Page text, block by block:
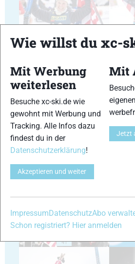
37
39
41
Wie willst du xc-
Mit Werbung
weiterlesen
Besuche xc-ski.de wie
gewohnt mit Werbung und
Tracking. Alle Infos dazu
findest du in der
Datenschutzerklärung!
Akzeptieren und weiter
Mit
Jetzt
ImpressumDatenschutzAbo
Schon registriert? Hier anmelden